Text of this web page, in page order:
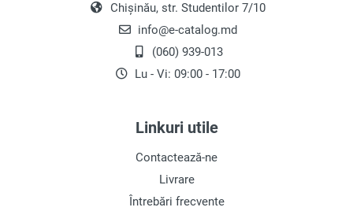
Periuțele Rotative : Aceste periuțe utilizează
mișcări de rotație sau vibrație pentru a
curăța eficient placa de pe dinți. Datorită
vitezei lor ridicate, sunt eficiente și, în
Periuțele Sonice
: Acestea funcționează prin
transmiterea vibrațiilor sonore la capul
periuței, curățând rapid și eficient placa. De
asemenea, îmbunătățesc sănătatea
gingiilor prin reducerea sângerării, datorită
Chișinău, str. Studentilor 7/10
info@e-catalog.md
(060) 939-013
Lu - Vi: 09:00 - 17:00
Linkuri utile
Contactează-ne
Livrare
Întrebări frecvente